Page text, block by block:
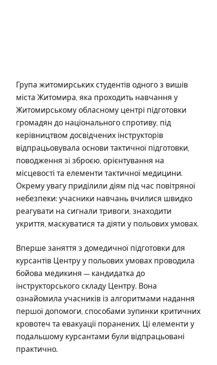
Група житомирських студентів одного з вишів
міста Житомира, яка проходить навчання у
Житомирському обласному центрі підготовки
громадян до національного спротиву, під
керівництвом досвідчених інструкторів
відпрацьовувала основи тактичної підготовки,
поводження зі зброєю, орієнтування на
місцевості та елементи тактичної медицини.
Окрему увагу приділили діям під час повітряної
небезпеки: учасники навчань вчилися швидко
реагувати на сигнали тривоги, знаходити
укриття, маскуватися та діяти у польових умовах.
Вперше заняття з домедичної підготовки для
курсантів Центру у польових умовах проводила
бойова медикиня — кандидатка до
інструкторського складу Центру. Вона
ознайомила учасників із алгоритмами надання
першої допомоги, способами зупинки критичних
кровотеч та евакуації поранених. Ці елементи у
подальшому курсантами були відпрацьовані
практично.